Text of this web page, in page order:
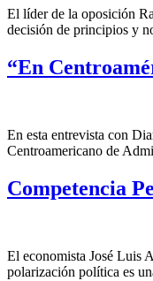
El líder de la oposición
decisión de principios y
“En
En esta entrevista con
Centroamericano de
Competencia
El economista José Luis
polarización política es